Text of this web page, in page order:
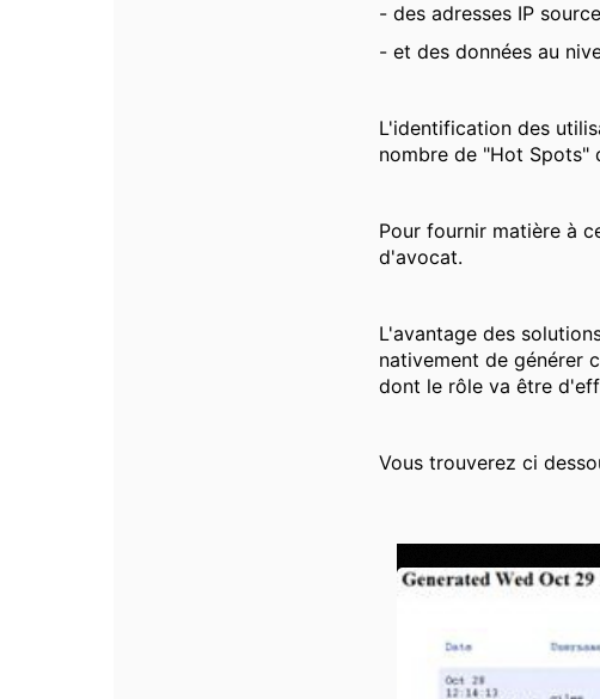
- des adresses IP
- et des données au
L'identification des
nombre de "Hot Spots"
Pour fournir matière à
d'avocat.
L'avantage des
nativement de générer
dont le rôle va être
Vous trouverez ci